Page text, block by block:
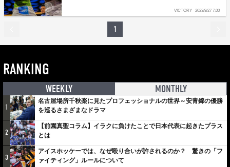
VICTORY 2023/9/27 7:00
1
RANKING
WEEKLY MONTHLY
1
名古屋場所千秋楽に見たプロフェッショナルの世界～安青錦の優勝
を巡るさまざまなドラマ
2
【前園真聖コラム】イラクに負けたことで日本代表に起きたプラス
とは
3
アイスホッケーでは、なぜ殴り合いが許されるのか？ 驚きの「フ
ァイティング」ルールについて